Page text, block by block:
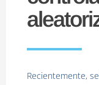
Recientemente,